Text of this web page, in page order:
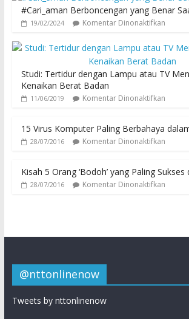
#Cari_aman Berboncengan yang Benar
19/02/2024 Komentar Dinonaktifkan
Studi: Tertidur dengan Lampu atau TV
Kenaikan Berat Badan
11/06/2019 Komentar Dinonaktifkan
15 Virus Komputer Paling Berbahaya
28/07/2016 Komentar Dinonaktifkan
Kisah 5 Orang ‘Bodoh’ yang Paling Sukses
28/07/2016 Komentar Dinonaktifkan
@nttonlinenow
Tweets by nttonlinenow